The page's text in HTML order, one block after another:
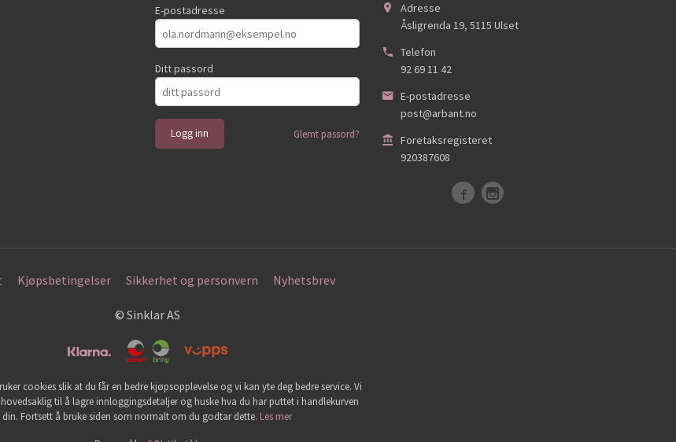
E-postadresse
Ditt passord
Glemt passord?
Adresse
Åsligrenda 19, 5115 Ulset
Telefon
92 69 11 42
E-postadresse
post@arbant.no
Foretaksregisteret
920387608
Kjøpsbetingelser Sikkerhet og personvern Nyhetsbrev
© Sinklar AS
cookies slik at du får en bedre kjøpsopplevelse og vi kan yte deg bedre service. Vi
til å lagre innloggingsdetaljer og huske hva du har puttet i handlekurven
din. Fortsett å bruke siden som normalt om du godtar dette. Les mer